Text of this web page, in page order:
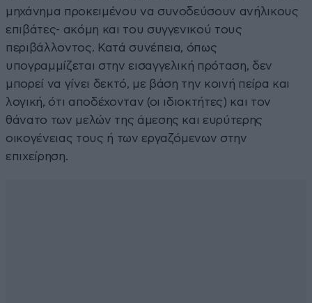
μηχάνημα προκειμένου να συνοδεύσουν ανήλικους
επιβάτες- ακόμη και του συγγενικού τους
περιβάλλοντος. Κατά συνέπεια, όπως
υπογραμμίζεται στην εισαγγελική πρόταση, δεν
μπορεί να γίνει δεκτό, με βάση την κοινή πείρα και
λογική, ότι αποδέχονταν (οι ιδιοκτήτες) και τον
θάνατο των μελών της άμεσης και ευρύτερης
οικογένειας τους ή των εργαζόμενων στην
επιχείρηση.